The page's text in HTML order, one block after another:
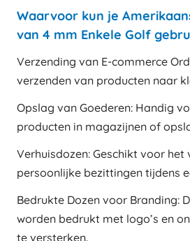
Waarvoor kun je
van 4 mm Enkele Golf
Verzending van E-commerce
verzenden van producten naar
Opslag van Goederen: Handig
producten in magazijnen of
Verhuisdozen: Geschikt voor
persoonlijke bezittingen tijdens
Bedrukte Dozen voor Branding:
worden bedrukt met logo’s en
te versterken.